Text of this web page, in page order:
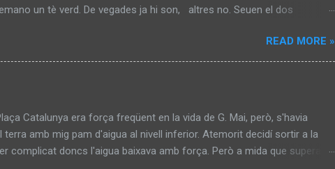
un tè verd. De vegades ja hi son, altres no. Seuen el dos
La roba bruta. Desprenen un tuf fastigós. Sabem que no treballen i
S’estan uns 10 minuts, paguen i marxen. Fins l’endemà. Ja fa
a la barra i demana un tallat. Al mateix temps, treu dues monedes
READ MORE »
Catalunya era força freqüent en la vida de G. Mai, però, s'havia
amb mig pam d'aigua al nivell inferior. Atemorit decidí sortir a la
complicat doncs l'aigua baixava amb força. Però a mida que superava